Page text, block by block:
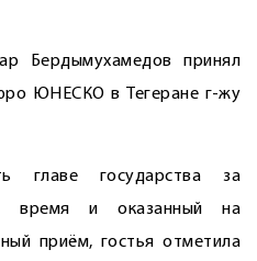
Бердымухамедов принял
ЮНЕСКО в Тегеране г-жу
главе государства за
время и оказанный на
приём, гостья отметила